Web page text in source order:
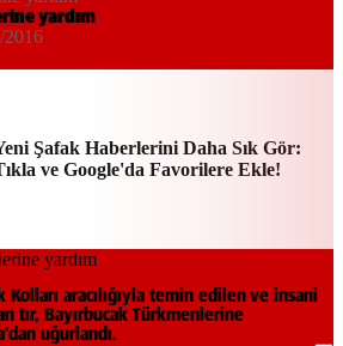
yardım
2016
Şafak Haberlerini Daha Sık Gör:
ve Google'da Favorilere Ekle!
aracılığıyla temin edilen ve insani
tır, Bayırbucak Türkmenlerine
uğurlandı.